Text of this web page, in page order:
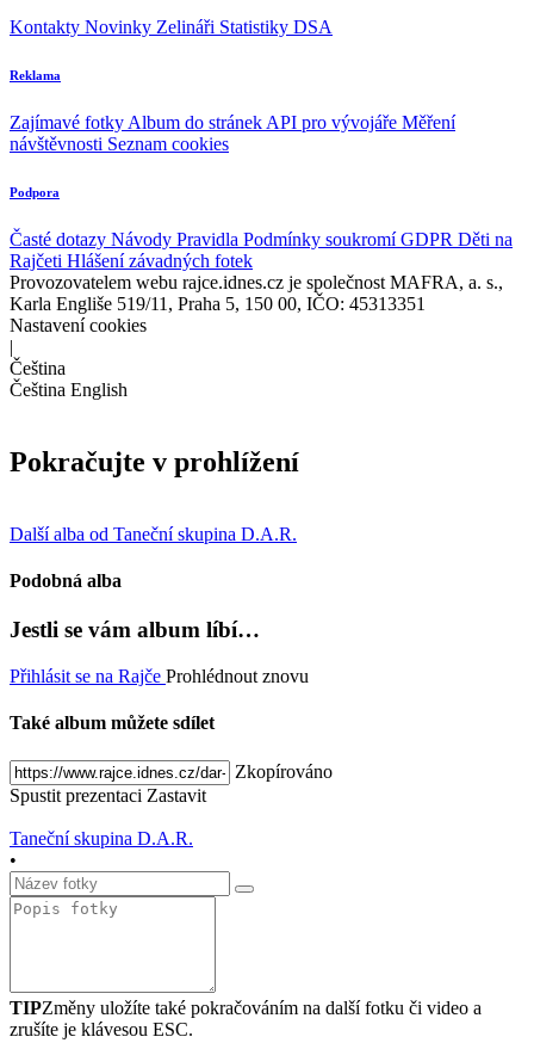
Kontakty Novinky Zelináři Statistiky DSA
Reklama
Zajímavé fotky Album do stránek API pro vývojáře Měření
návštěvnosti Seznam cookies
Podpora
Časté dotazy Návody Pravidla Podmínky soukromíGDPR Děti na
Rajčeti Hlášení závadných fotek
Provozovatelem webu rajce.idnes.cz je společnost MAFRA, a. s.,
Karla Engliše 519/11, Praha 5, 150 00, IČO: 45313351
Nastavení cookies
|
Čeština
Čeština English
Pokračujte v prohlížení
Další alba od Taneční skupina D.A.R.
Podobná alba
Jestli se vám album líbí…
Přihlásit se na Rajče Prohlédnout znovu
Také album můžete sdílet
Zkopírováno
Spustit prezentaci Zastavit
Taneční skupina D.A.R.
•
TIPZměny uložíte také pokračováním na další fotku či video a
zrušíte je klávesou ESC.